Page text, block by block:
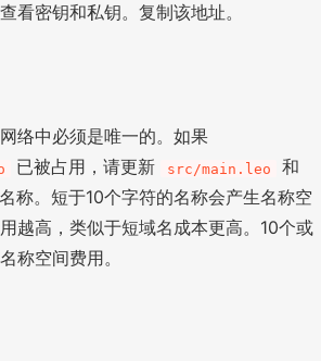
看密钥和私钥。复制该地址。
络中必须是唯一的。如果
已被占用，请更新 src/main.leo 和
称。短于10个字符的名称会产生名称空
越高，类似于短域名成本更高。10个或
称空间费用。